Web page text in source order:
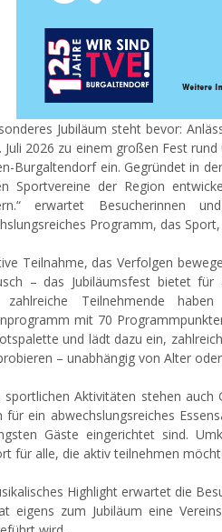
Jubiläum steht bevor:
Juli 2026 zu einem großen Fest
Burgaltendorf ein. Gegründet in
Sportvereine der Region
erwartet
Programm, das
Teilnahme, das Verfolgen
– das Jubiläumsfest bietet für
zahlreiche Teilnehmende
mit 70
und lädt dazu ein,
– unabhängig von Alter
sportlichen Aktivitäten stehen auch
für ein abwechslungsreiches
Gäste eingerichtet sind.
für alle, die aktiv teilnehmen
Highlight erwartet die
eigens zum Jubiläum eine